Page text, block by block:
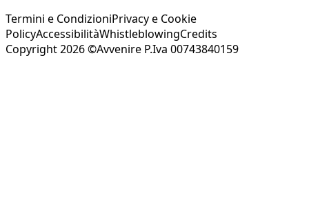
Termini e CondizioniPrivacy e Cookie
PolicyAccessibilitàWhistleblowingCredits
Copyright 2026 ©Avvenire P.Iva 00743840159